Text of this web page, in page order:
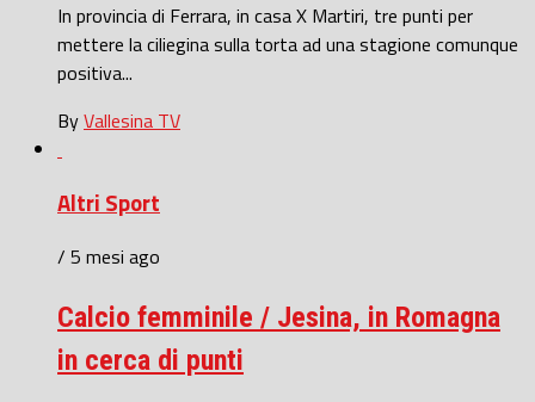
In provincia di Ferrara, in casa X Martiri, tre punti per
mettere la ciliegina sulla torta ad una stagione comunque
positiva...
ByVallesina TV
Altri Sport
/ 5 mesi ago
Calcio femminile / Jesina, in Romagna
in cerca di punti